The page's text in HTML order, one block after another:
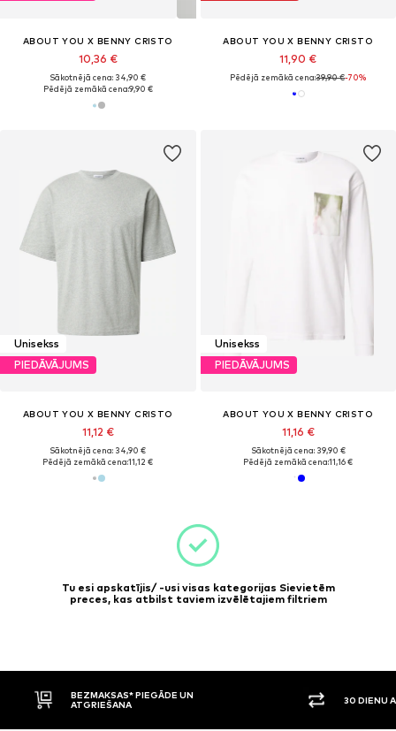
ABOUT YOU X BENNY CRISTO
10,36 €
Sākotnējā cena: 34,90 €
Pēdējā zemākā cena:9,90 €
ABOUT YOU X BENNY CRISTO
11,90 €
Pēdējā zemākā cena:39,90 €-70%
Unisekss
PIEDĀVĀJUMS
ABOUT YOU X BENNY CRISTO
11,12 €
Sākotnējā cena: 34,90 €
Pēdējā zemākā cena:11,12 €
Unisekss
PIEDĀVĀJUMS
ABOUT YOU X BENNY CRISTO
11,16 €
Sākotnējā cena: 39,90 €
Pēdējā zemākā cena:11,16 €
Tu esi apskatījis/ -usi visas kategorijas Sievietēm
preces, kas atbilst taviem izvēlētajiem filtriem
BEZMAKSAS* PIEGĀDE UN
ATGRIEŠANA
30 DIENU